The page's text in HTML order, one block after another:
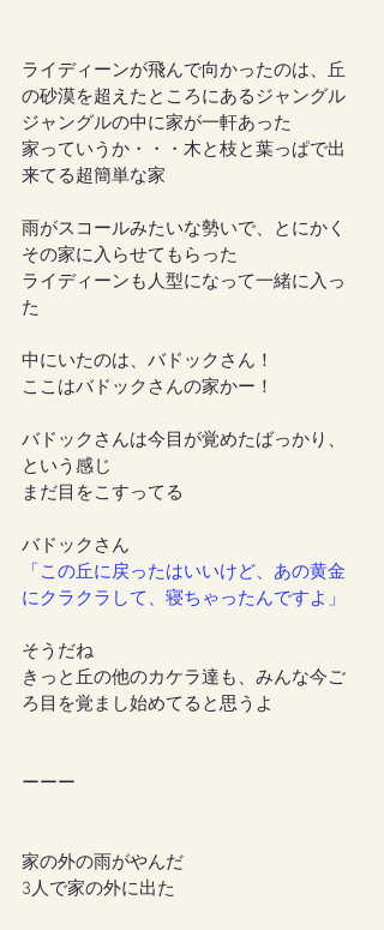
ライディーンが飛んで向かったのは、丘
の砂漠を超えたところにあるジャングル
ジャングルの中に家が一軒あった
家っていうか・・・木と枝と葉っぱで出
来てる超簡単な家
雨がスコールみたいな勢いで、とにかく
その家に入らせてもらった
ライディーンも人型になって一緒に入っ
た
中にいたのは、バドックさん！
ここはバドックさんの家かー！
バドックさんは今目が覚めたばっかり、
という感じ
まだ目をこすってる
バドックさん
「この丘に戻ったはいいけど、あの黄金
にクラクラして、寝ちゃったんですよ」
そうだね
きっと丘の他のカケラ達も、みんな今ご
ろ目を覚まし始めてると思うよ
ーーー
家の外の雨がやんだ
3人で家の外に出た